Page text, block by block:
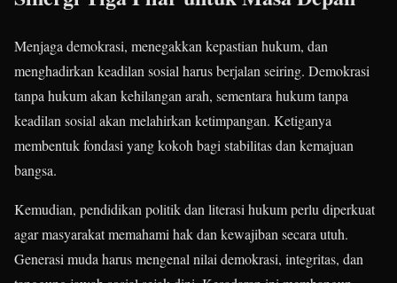
Menjaga demokrasi, menegakkan kepastian hukum, dan
menghadirkan keadilan sosial harus berjalan seiring. Demokrasi
tanpa hukum akan kehilangan arah, sementara hukum tanpa
keadilan sosial akan melahirkan ketimpangan. Ketiganya
membentuk fondasi yang kokoh bagi stabilitas dan kemajuan
bangsa.
Kemudian, pendidikan politik dan literasi hukum perlu diperkuat
agar masyarakat memahami hak dan kewajiban secara utuh.
Generasi muda harus mengenal nilai demokrasi, integritas, dan